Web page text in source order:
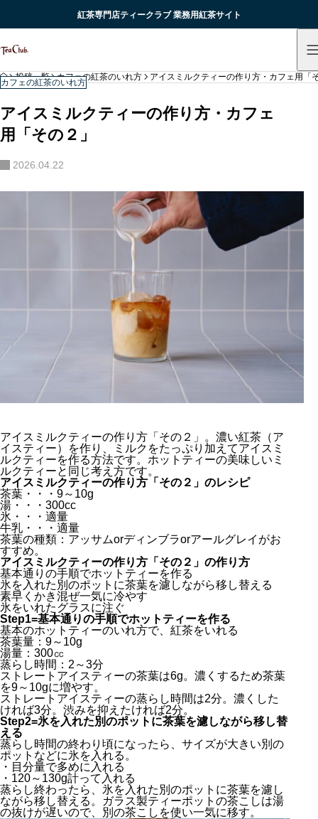
紅茶専門店ティークラブ 業務用紅茶サイト
HOME
投稿一覧 カフェの紅茶のいれ方 アイスミルクティーの作り方・カフェ用「
カフェの紅茶のいれ方
アイスミルクティーの作り方・カフェ
用「その２」
2026.04.22
アイスミルクティーの作り方「その２」。濃い紅茶（ア
イスティー）を作り、ミルクをたっぷり加えてアイスミ
ルクティーを作る方法です。ホットティーの美味しいミ
ルクティーと同じ考え方です。
アイスミルクティーの作り方「その２」のレシピ
茶葉・・・9～10g
湯・・・300cc
氷・・・適量
牛乳・・・適量
茶葉の種類：アッサムorディンブラorアールグレイがお
すすめ。
アイスミルクティーの作り方「その２」の作り方
基本通りの手順でホットティーを作る
氷を入れた別のポットに茶葉を濾しながら移し替える
素早くかき混ぜ一気に冷やす
氷をいれたグラスに注ぐ
Step1=基本通りの手順でホットティーを作る
基本のホットティーのいれ方で、紅茶をいれる
茶葉量：9～10g
湯量：300㏄
蒸らし時間：2～3分
ストレートアイスティーの茶葉は6g。濃くするため茶葉
を9～10gに増やす。
ストレートアイスティーの蒸らし時間は2分。濃くした
ければ3分。渋みを抑えたければ2分。
Step2=氷を入れた別のポットに茶葉を濾しながら移し替
える
蒸らし時間の終わり頃になったら、サイズが大きい別の
ポットなどに氷を入れる。
・目分量で多めに入れる
・120～130g計って入れる
蒸らし終わったら、氷を入れた別のポットに茶葉を濾し
ながら移し替える。ガラス製ティーポットの茶こしは湯
の抜けが遅いので、別の茶こしを使い一気に移す。